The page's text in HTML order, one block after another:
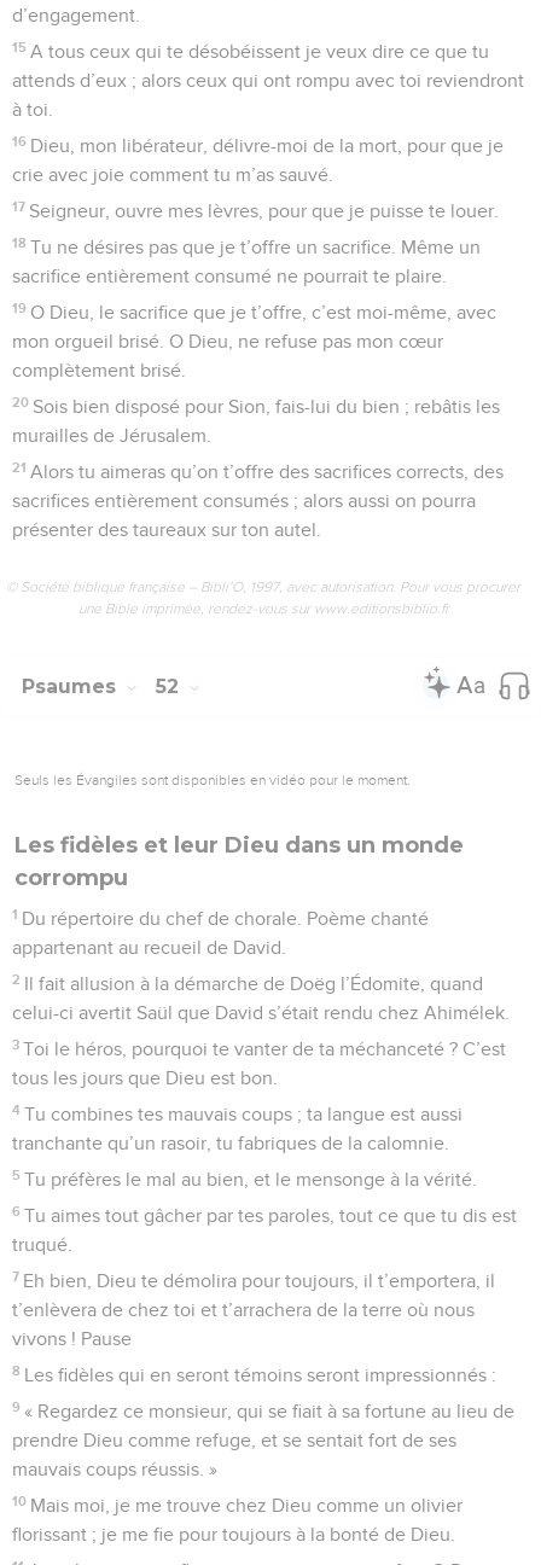
d’engagement.
15 A tous ceux qui te désobéissent je veux dire ce que tu
attends d’eux ; alors ceux qui ont rompu avec toi reviendront
à toi.
16 Dieu, mon libérateur, délivre-moi de la mort, pour que je
crie avec joie comment tu m’as sauvé.
17 Seigneur, ouvre mes lèvres, pour que je puisse te louer.
18 Tu ne désires pas que je t’offre un sacrifice. Même un
sacrifice entièrement consumé ne pourrait te plaire.
19 O Dieu, le sacrifice que je t’offre, c’est moi-même, avec
mon orgueil brisé. O Dieu, ne refuse pas mon cœur
complètement brisé.
20 Sois bien disposé pour Sion, fais-lui du bien ; rebâtis les
murailles de Jérusalem.
21 Alors tu aimeras qu’on t’offre des sacrifices corrects, des
sacrifices entièrement consumés ; alors aussi on pourra
présenter des taureaux sur ton autel.
© Société biblique française – Bibli’O, 1997, avec autorisation. Pour vous procurer
une Bible imprimée, rendez-vous sur www.editionsbiblio.fr
Psaumes 52
Seuls les Évangiles sont disponibles en vidéo pour le moment.
Les fidèles et leur Dieu dans un monde
corrompu
1 Du répertoire du chef de chorale. Poème chanté
appartenant au recueil de David.
2 Il fait allusion à la démarche de Doëg l’Édomite, quand
celui-ci avertit Saül que David s’était rendu chez Ahimélek.
3 Toi le héros, pourquoi te vanter de ta méchanceté ? C’est
tous les jours que Dieu est bon.
4 Tu combines tes mauvais coups ; ta langue est aussi
tranchante qu’un rasoir, tu fabriques de la calomnie.
5 Tu préfères le mal au bien, et le mensonge à la vérité.
6 Tu aimes tout gâcher par tes paroles, tout ce que tu dis est
truqué.
7 Eh bien, Dieu te démolira pour toujours, il t’emportera, il
t’enlèvera de chez toi et t’arrachera de la terre où nous
vivons ! Pause
8 Les fidèles qui en seront témoins seront impressionnés :
9 « Regardez ce monsieur, qui se fiait à sa fortune au lieu de
prendre Dieu comme refuge, et se sentait fort de ses
mauvais coups réussis. »
10 Mais moi, je me trouve chez Dieu comme un olivier
florissant ; je me fie pour toujours à la bonté de Dieu.